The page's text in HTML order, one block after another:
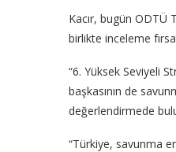
Kacır, bugün ODTÜ
birlikte inceleme
“6. Yüksek Seviyeli
başkasının de
değerlendirmede
“Türkiye, savunma